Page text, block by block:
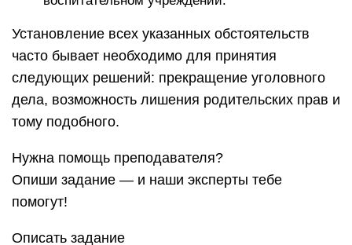
Установление всех указанных обстоятельств
часто бывает необходимо для принятия
следующих решений: прекращение уголовного
дела, возможность лишения родительских прав и
тому подобного.
Нужна помощь преподавателя?
Опиши задание — и наши эксперты тебе
помогут!
Описать задание